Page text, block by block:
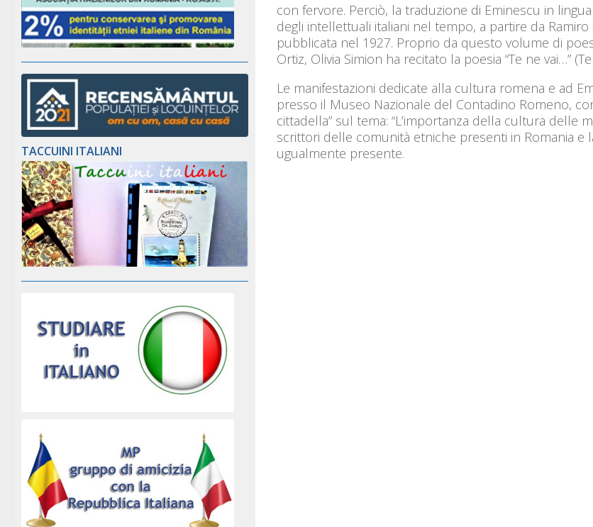
con fervore. Perciò, la traduzione di Eminescu in
degli intellettuali italiani nel tempo, a partire da
pubblicata nel 1927. Proprio da questo volume di
Ortiz, Olivia Simion ha recitato la poesia “Te ne vai…”
Le manifestazioni dedicate alla cultura romena e ad
presso il Museo Nazionale del Contadino Romeno,
cittadella” sul tema: “L’importanza della cultura delle
scrittori delle comunità etniche presenti in Romania e
ugualmente presente.
TACCUINI ITALIANI